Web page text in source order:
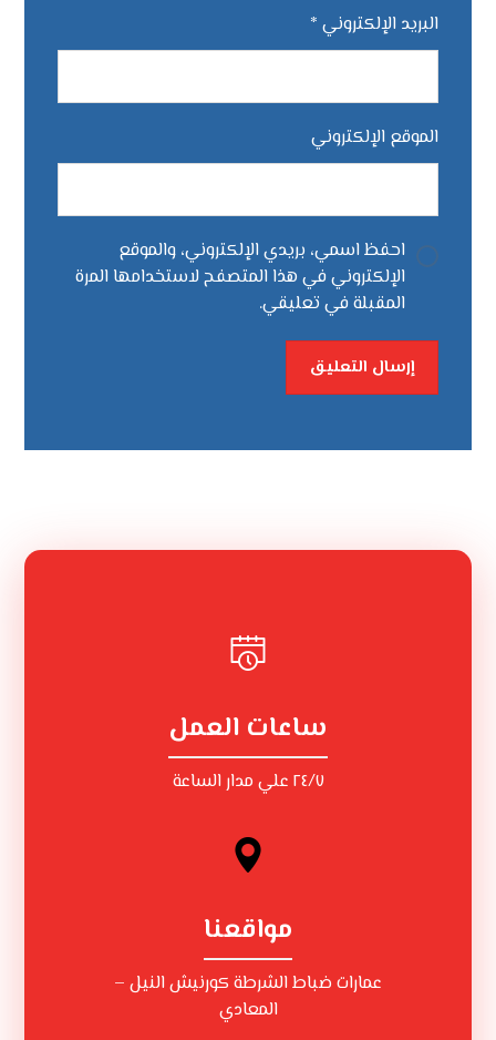
البريد الإلكتروني *
الموقع الإلكتروني
احفظ اسمي، بريدي الإلكتروني، والموقع
الإلكتروني في هذا المتصفح لاستخدامها المرة
المقبلة في تعليقي.
إرسال التعليق
ساعات العمل
٢٤/٧ علي مدار الساعة
مواقعنا
عمارات ضباط الشرطة كورنيش النيل –
المعادي